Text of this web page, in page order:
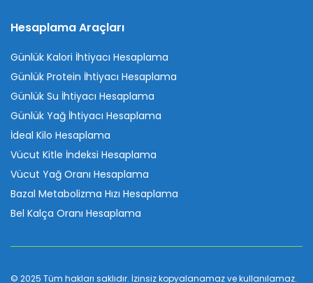
Hesaplama Araçları
Günlük Kalori İhtiyacı Hesaplama
Günlük Protein İhtiyacı Hesaplama
Günlük Su İhtiyacı Hesaplama
Günlük Yağ İhtiyacı Hesaplama
İdeal Kilo Hesaplama
Vücut Kitle İndeksi Hesaplama
Vücut Yağ Oranı Hesaplama
Bazal Metabolizma Hızı Hesaplama
Bel Kalça Oranı Hesaplama
© 2025 Tüm hakları saklıdır. İzinsiz kopyalanamaz ve kullanılamaz.